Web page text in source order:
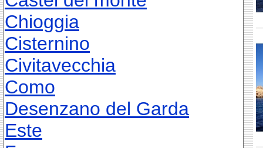
Chioggia
Cisternino
Civitavecchia
Como
Desenzano del Garda
Este